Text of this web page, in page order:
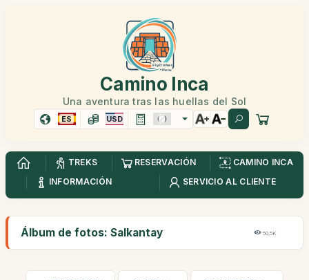
Camino Inca
Una aventura tras las huellas del Sol
ES USD
TREKS RESERVACIÓN
CAMINO INCA
INFORMACIÓN
SERVICIO AL CLIENTE
Álbum de fotos: Salkantay 50,5K